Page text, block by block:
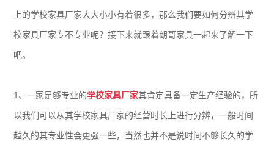
上的学校家具厂家大大小小有着很多，那么我们要如何分辨其学
校家具厂家专不专业呢？接下来就跟着朗哥家具一起来了解一下
吧。
1、一家足够专业的学校家具厂家其肯定具备一定生产经验的，所
以我们可以从其学校家具厂家的经营时长上进行分辨，一般时间
越久的其专业性会更强一些，当然也并不是说时间不够长久的学